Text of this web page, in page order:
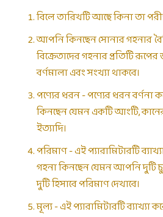
বিলে তারিখটি আছে কিনা তা
আপনি কিনছেন সোনার গহনার
বিক্রেতাদের গহনার প্রতিটি
বর্ণমালা এবং সংখ্যা থাকবে।
পণ্যের ধরন - পণ্যের ধরন বর্ণনা
কিনছেন যেমন একটি আংটি,
ইত্যাদি।
পরিমাণ - এই প্যারামিটারটি
গহনা কিনছেন যেমন আপনি দুটি
দুটি হিসাবে পরিমাণ দেখাবে।
মূল্য - এই প্যারামিটারটি ব্যাখ্যা